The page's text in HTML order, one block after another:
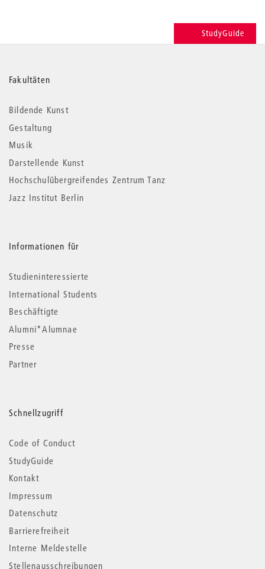
StudyGuide
Weitere
Informationen
Fakultäten
Bildende Kunst
Gestaltung
Musik
Darstellende Kunst
Hochschulübergreifendes Zentrum Tanz
Jazz Institut Berlin
Informationen für
Studieninteressierte
International Students
Beschäftigte
Alumni*Alumnae
Presse
Partner
Schnellzugriff
Code of Conduct
StudyGuide
Kontakt
Impressum
Datenschutz
Barrierefreiheit
Interne Meldestelle
Stellenausschreibungen